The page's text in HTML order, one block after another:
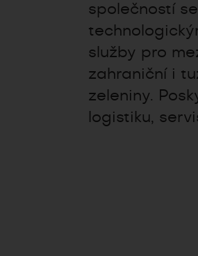
společností
služby pro
zahraniční i
zeleniny.
logistiku,